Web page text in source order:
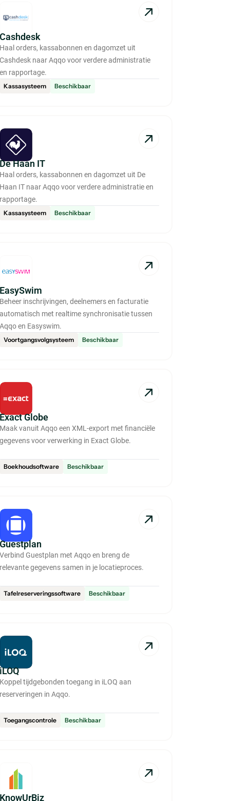
Cashdesk
Haal orders, kassabonnen en dagomzet uit
Cashdesk naar Aqqo voor verdere administratie
en rapportage.
Kassasysteem
Beschikbaar
De Haan IT
Haal orders, kassabonnen en dagomzet uit De
Haan IT naar Aqqo voor verdere administratie en
rapportage.
Kassasysteem
Beschikbaar
EasySwim
Beheer inschrijvingen, deelnemers en facturatie
automatisch met realtime synchronisatie tussen
Aqqo en Easyswim.
Voortgangsvolgsysteem
Beschikbaar
Exact Globe
Maak vanuit Aqqo een XML-export met financiële
gegevens voor verwerking in Exact Globe.
Boekhoudsoftware Beschikbaar
Guestplan
Verbind Guestplan met Aqqo en breng de
relevante gegevens samen in je locatieproces.
Tafelreserveringssoftware Beschikbaar
iLOQ
Koppel tijdgebonden toegang in iLOQ aan
reserveringen in Aqqo.
Toegangscontrole Beschikbaar
KnowUrBiz